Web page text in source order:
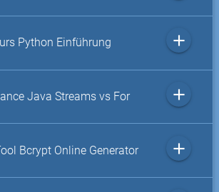
Python Einführung add
Java Streams vs For add
Bcrypt Online Generator add